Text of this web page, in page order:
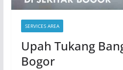
SERVICES AREA
Upah Tukang
Bogor